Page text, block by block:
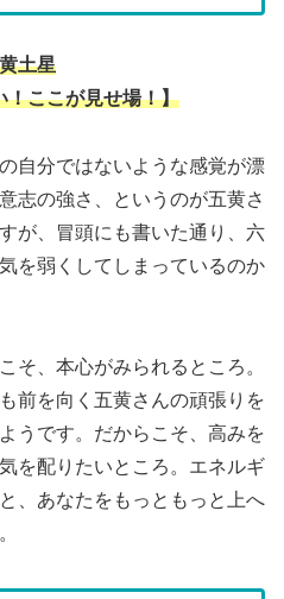
土星
！ここが見せ場！】
自分ではないような感覚が漂
志の強さ、というのが五黄さ
が、冒頭にも書いた通り、六
を弱くしてしまっているのか
そ、本心がみられるところ。
前を向く五黄さんの頑張りを
うです。だからこそ、高みを
を配りたいところ。エネルギ
、あなたをもっともっと上へ